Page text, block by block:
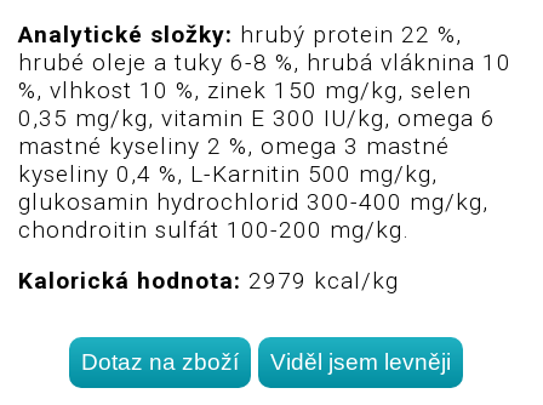
Analytické složky: hrubý protein 22 %,
hrubé oleje a tuky 6-8 %, hrubá vláknina 10
%, vlhkost 10 %, zinek 150 mg/kg, selen
0,35 mg/kg, vitamin E 300 IU/kg, omega 6
mastné kyseliny 2 %, omega 3 mastné
kyseliny 0,4 %, L-Karnitin 500 mg/kg,
glukosamin hydrochlorid 300-400 mg/kg,
chondroitin sulfát 100-200 mg/kg.
Kalorická hodnota: 2979 kcal/kg